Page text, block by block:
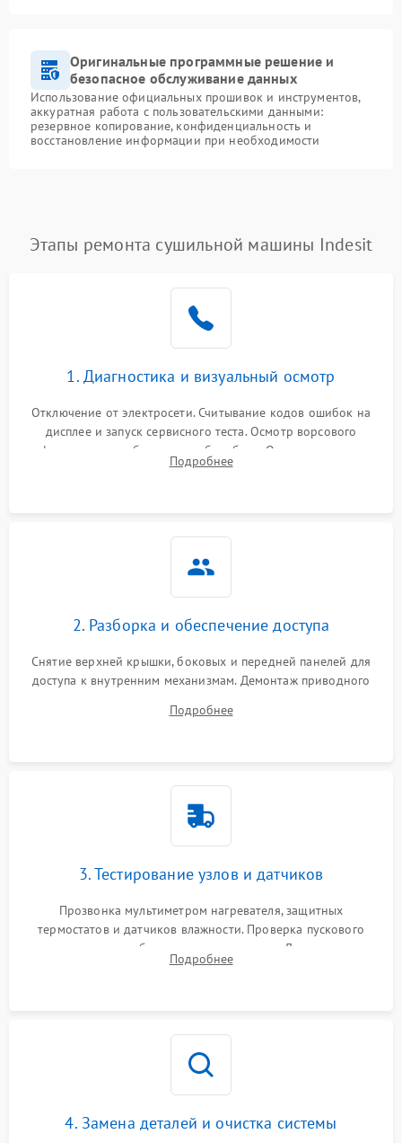
Оригинальные программные решение и
безопасное обслуживание данных
Использование официальных прошивок и инструментов,
аккуратная работа с пользовательскими данными:
резервное копирование, конфиденциальность и
восстановление информации при необходимости
Этапы ремонта сушильной машины Indesit
1. Диагностика и визуальный осмотр
Отключение от электросети. Считывание кодов ошибок на
дисплее и запуск сервисного теста. Осмотр ворсового
фильтра, теплообменника и барабана. Опрос клиента о
неисправностях (не сушит, не крутит барабан, сильно шумит
Подробнее
2. Разборка и обеспечение доступа
Снятие верхней крышки, боковых и передней панелей для
доступа к внутренним механизмам. Демонтаж приводного
Обеспечение свободного доступа к ТЭНу, компрессору,
Подробнее
3. Тестирование узлов и датчиков
Прозвонка мультиметром нагревателя, защитных
термостатов и датчиков влажности. Проверка пускового
конденсатора, обмоток мотора и помпы. Для машин с
тепловым насосом — диагностика работы компрессора и
Подробнее
4. Замена деталей и очистка системы